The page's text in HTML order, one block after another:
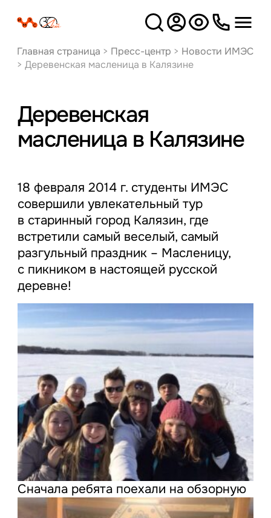
Версия
для слабовидящих
Главная страница > Пресс-центр > Новости ИМЭС
> Деревенская масленица в Калязине
Деревенская
масленица в Калязине
18 февраля 2014 г. студенты ИМЭС
совершили увлекательный тур
в старинный город Калязин, где
встретили самый веселый, самый
разгульный праздник – Масленицу,
с пикником в настоящей русской
деревне!
Сначала ребята поехали на обзорную